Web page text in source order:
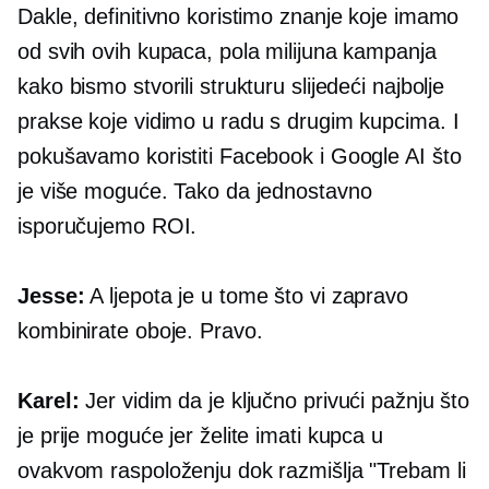
Dakle, definitivno koristimo znanje koje imamo
od svih ovih kupaca, pola milijuna kampanja
kako bismo stvorili strukturu slijedeći najbolje
prakse koje vidimo u radu s drugim kupcima. I
pokušavamo koristiti Facebook i Google AI što
je više moguće. Tako da jednostavno
isporučujemo ROI.
Jesse: A ljepota je u tome što vi zapravo
kombinirate oboje. Pravo.
Karel: Jer vidim da je ključno privući pažnju što
je prije moguće jer želite imati kupca u
ovakvom raspoloženju dok razmišlja "Trebam li